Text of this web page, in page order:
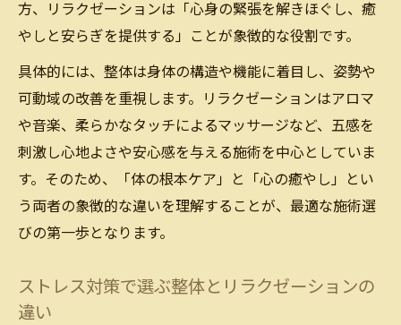
方、リラクゼーションは「心身の緊張を解きほぐし、癒
やしと安らぎを提供する」ことが象徴的な役割です。
具体的には、整体は身体の構造や機能に着目し、姿勢や
可動域の改善を重視します。リラクゼーションはアロマ
や音楽、柔らかなタッチによるマッサージなど、五感を
刺激し心地よさや安心感を与える施術を中心としていま
す。そのため、「体の根本ケア」と「心の癒やし」とい
う両者の象徴的な違いを理解することが、最適な施術選
びの第一歩となります。
ストレス対策で選ぶ整体とリラクゼーションの
違い